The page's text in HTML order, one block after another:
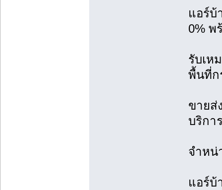
แอร์บ้
0% พ
รับเห
พื้นที่ก
ขายส่
บริกา
จำหน่
แอร์บ้